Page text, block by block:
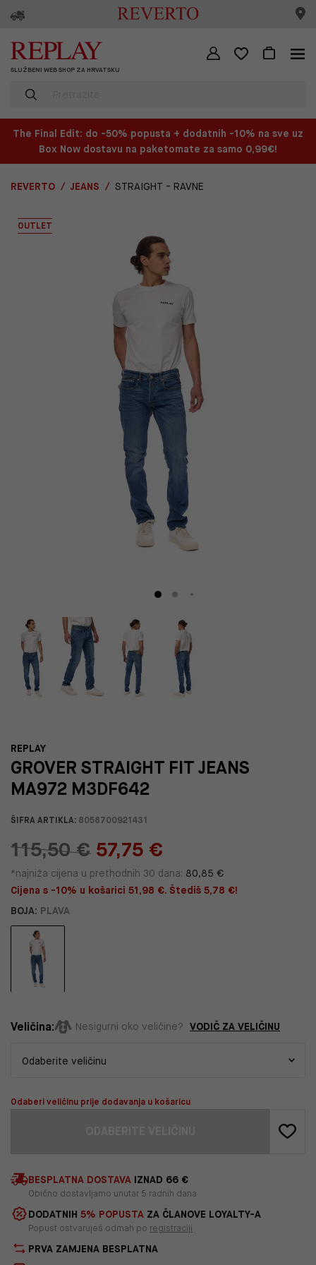
SLUŽBENI WEB SHOP ZA HRVATSKU
The Final Edit: do -50% popusta + dodatnih -10% na sve uz
Box Now dostavu na paketomate za samo 0,99€!
REVERTO JEANS STRAIGHT - RAVNE
OUTLET
REPLAY
GROVER STRAIGHT FIT JEANS
MA972 M3DF642
ŠIFRA ARTIKLA: 8058700921431
115,50 € 57,75 €
*najniža cijena u prethodnih 30 dana: 80,85 €
Cijena s -10% u košarici 51,98 €. Štediš 5,78 €!
BOJA: PLAVA
Veličina: Nesigurni oko veličine? VODIČ ZA VELIČINU
Odaberi veličinu prije dodavanja u košaricu
BESPLATNA DOSTAVA IZNAD 66 €
Obično dostavljamo unutar 5 radnih dana
DODATNIH 5% POPUSTA ZA ČLANOVE LOYALTY-A
Popust ostvaruješ odmah po registraciji
PRVA ZAMJENA BESPLATNA